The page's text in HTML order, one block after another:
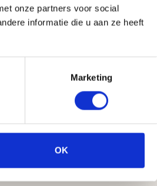
onze partners voor social
informatie die u aan ze heeft
Marketing
OK
Prijs
bekijk